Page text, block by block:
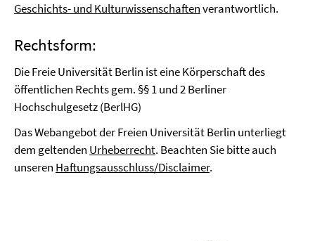
Geschichts- und Kulturwissenschaftenverantwortlich.
Rechtsform:
Die Freie Universität Berlin ist eine Körperschaft des
öffentlichen Rechts gem. §§ 1 und 2 Berliner
Hochschulgesetz (BerlHG)
Das Webangebot der Freien Universität Berlin unterliegt
dem geltenden Urheberrecht. Beachten Sie bitte auch
unseren Haftungsausschluss/Disclaimer.